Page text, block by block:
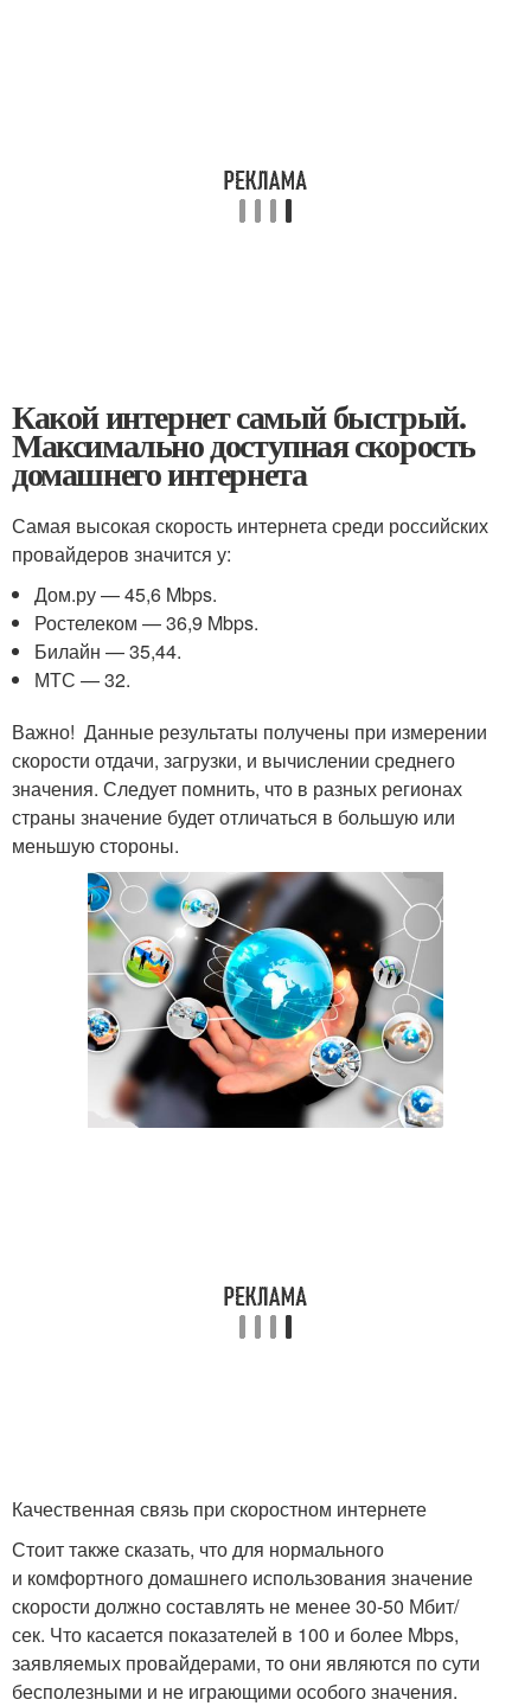
Какой интернет самый быстрый.
Максимально доступная скорость
домашнего интернета
Самая высокая скорость интернета среди российских
провайдеров значится у:
Дом.ру — 45,6 Mbps.
Ростелеком — 36,9 Mbps.
Билайн — 35,44.
МТС — 32.
Важно! Данные результаты получены при измерении
скорости отдачи, загрузки, и вычислении среднего
значения. Следует помнить, что в разных регионах
страны значение будет отличаться в большую или
меньшую стороны.
Качественная связь при скоростном интернете
Стоит также сказать, что для нормального
и комфортного домашнего использования значение
скорости должно составлять не менее 30-50 Мбит/
сек. Что касается показателей в 100 и более Mbps,
заявляемых провайдерами, то они являются по сути
бесполезными и не играющими особого значения.